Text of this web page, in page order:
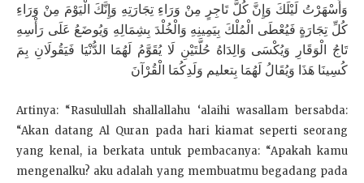
وَأَسْهَرْتُ لَيْلَكَ وَإِنَّ كُلَّ تَاجِرٍ مِنْ وَرَاءِ تِجَارَتِهِ وَإِنَّكَ الْيَوْمَ مِنْ وَرَاءِ
كُلِّ تِجَارَةٍ فَيُعْطَى الْمُلْكَ بِيَمِينِهِ وَالْخُلْدَ بِشِمَالِهِ وَيُوضَعُ عَلَى رَأْسِهِ
تَاجُ الْوَقَارِ وَيُكْسَى وَالِدَاهُ حُلَّتَيْنِ لَا يُقَوَّمُ لَهُمَا الدُّنْيَا فَيَقُولَانِ بِمَ
كُسِينَا هَذَا وَيُقَالُ لَهُمَا بِتعليم وَلَدِكُمَا الْقُرْآنَ
Artinya: “Rasulullah shallallahu ‘alaihi wasallam bersabda:
“Akan datang Al Quran pada hari kiamat seperti seorang
yang kenal, ia berkata untuk pembacanya: “Apakah kamu
mengenalku? aku adalah yang membuatmu begadang pada